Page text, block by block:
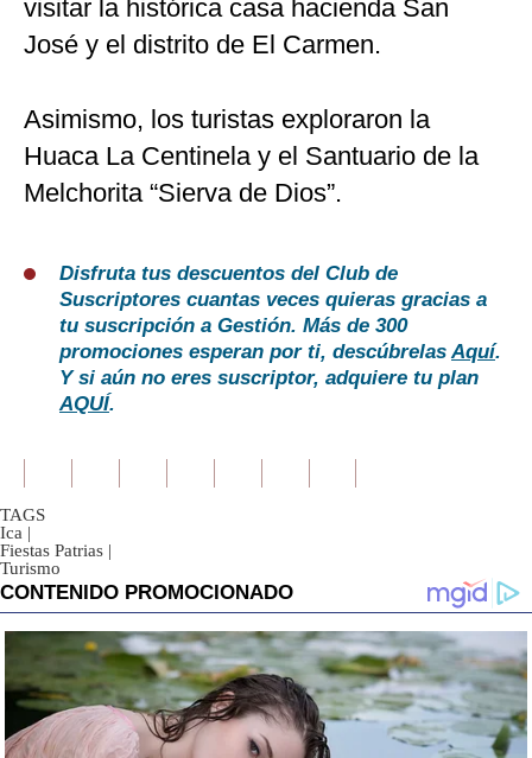
visitar la histórica casa hacienda San
José y el distrito de El Carmen.
Asimismo, los turistas exploraron la
Huaca La Centinela y el Santuario de la
Melchorita “Sierva de Dios”.
Disfruta tus descuentos del Club de
Suscriptores cuantas veces quieras gracias a
tu suscripción a Gestión. Más de 300
promociones esperan por ti, descúbrelasAquí.
Y si aún no eres suscriptor, adquiere tu plan
AQUÍ.
TAGS
Ica |
Fiestas Patrias |
Turismo